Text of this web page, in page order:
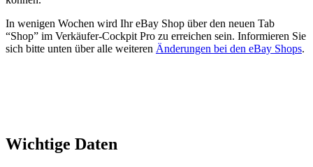
In wenigen Wochen wird Ihr eBay Shop über den neuen Tab
“Shop” im Verkäufer-Cockpit Pro zu erreichen sein. Informieren Sie
sich bitte unten über alle weiteren Änderungen bei den eBay Shops.
Wichtige Daten